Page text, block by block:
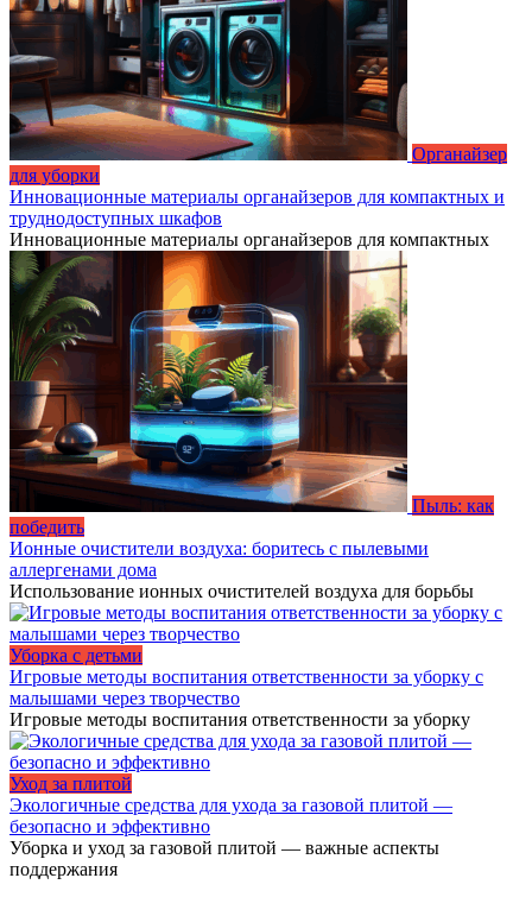
Органайзер
для уборки
Инновационные материалы органайзеров для компактных и
труднодоступных шкафов
Инновационные материалы органайзеров для компактных
Пыль: как
победить
Ионные очистители воздуха: боритесь с пылевыми
аллергенами дома
Использование ионных очистителей воздуха для борьбы
Уборка с детьми
Игровые методы воспитания ответственности за уборку с
малышами через творчество
Игровые методы воспитания ответственности за уборку
Уход за плитой
Экологичные средства для ухода за газовой плитой —
безопасно и эффективно
Уборка и уход за газовой плитой — важные аспекты
поддержания